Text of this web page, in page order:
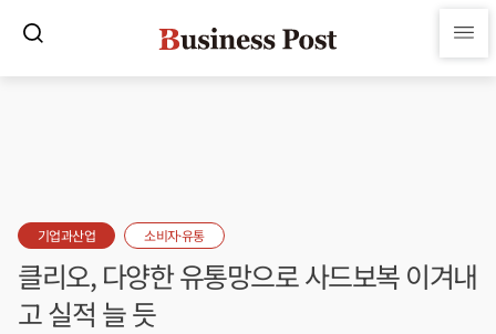
기업과산업 소비자·유통
클리오, 다양한 유통망으로 사드보복 이겨내
고 실적 늘 듯